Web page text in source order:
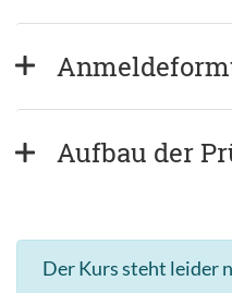
Aufbau der
Der Kurs steht leider